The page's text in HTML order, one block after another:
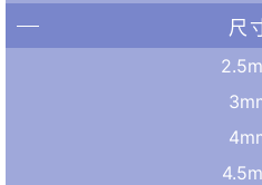
尺